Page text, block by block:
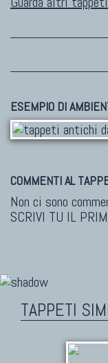
ESEMPIO DI
COMMENTI AL
Non ci sono
SCRIVI TU IL
TAPPETI